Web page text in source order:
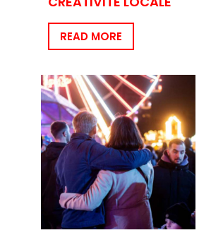
READ MORE